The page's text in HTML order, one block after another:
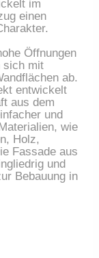
im
einen
Öffnungen
sich mit
ab.
entwickelt
aus dem
und
wie
Holz,
Fassade aus
und
Bebauung in